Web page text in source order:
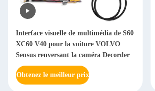
Interface visuelle de multimédia de S60
XC60 V40 pour la voiture VOLVO
Sensus renversant la caméra Decorder
Obtenez le meilleur prix